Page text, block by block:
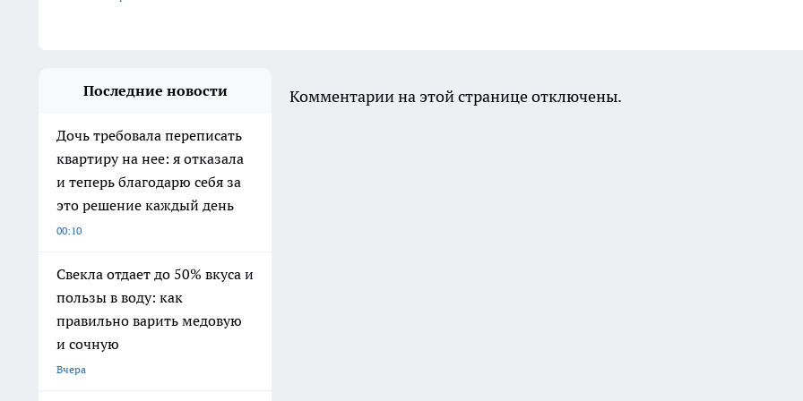
Последние новости
Дочь требовала переписать
квартиру на нее: я отказала
и теперь благодарю себя за
это решение каждый день
00:10
Свекла отдает до 50% вкуса и
пользы в воду: как
правильно варить медовую
и сочную
Вчера
Комментарии на этой странице отключены.